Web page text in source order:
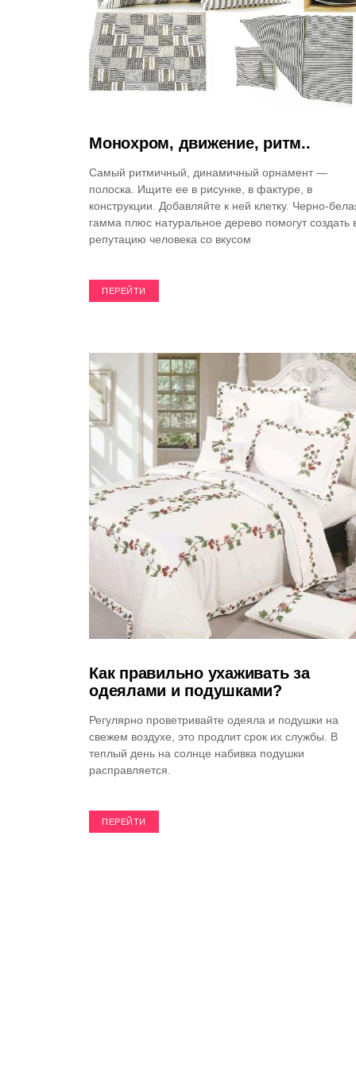
Монохром, движение, ритм..
Самый ритмичный, динамичный орнамент —
полоска. Ищите ее в рисунке, в фактуре, в
конструкции. Добавляйте к ней клетку. Черно-
гамма плюс натуральное дерево помогут создать
репутацию человека со вкусом
ПЕРЕЙТИ
Как правильно ухаживать за
одеялами и подушками?
Регулярно проветривайте одеяла и подушки на
свежем воздухе, это продлит срок их службы. В
теплый день на солнце набивка подушки
расправляется.
ПЕРЕЙТИ